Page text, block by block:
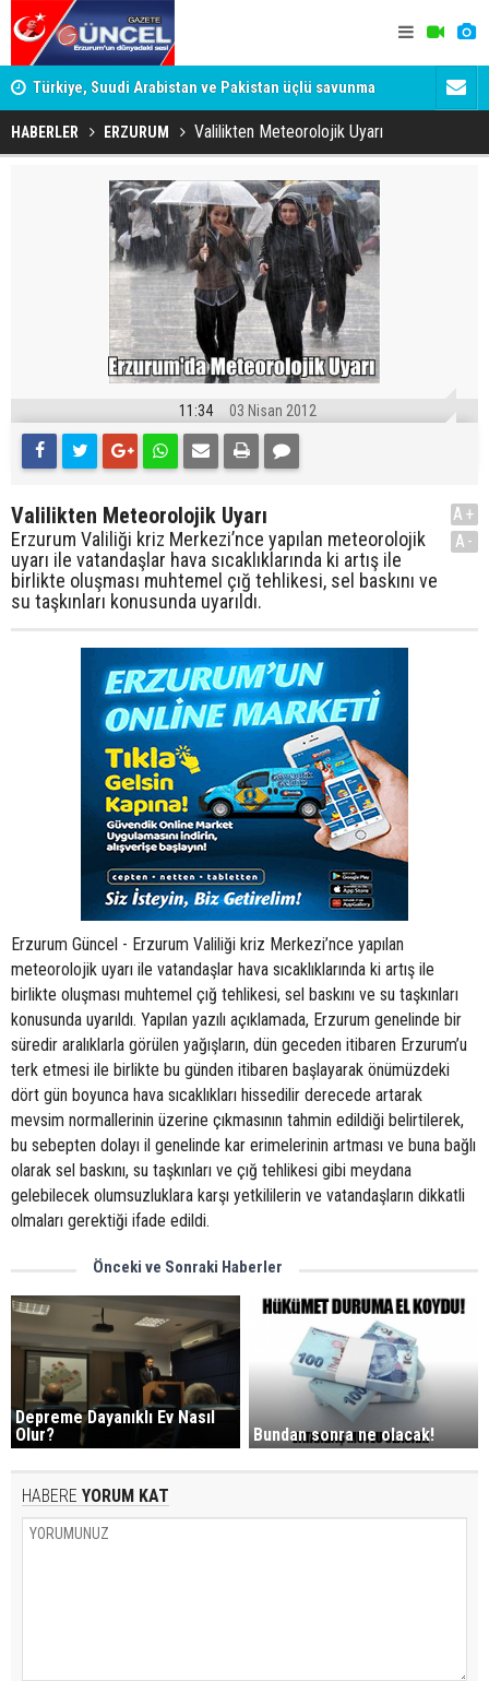
Türkiye, Suudi Arabistan ve Pakistan üçlü savunma
anlaşmasını imzaladı
Karanlık
HABERLER ERZURUM Valilikten Meteorolojik Uyarı
11:34 03 Nisan 2012
Valilikten Meteorolojik Uyarı
Erzurum Valiliği kriz Merkezi’nce yapılan meteorolojik
uyarı ile vatandaşlar hava sıcaklıklarında ki artış ile
birlikte oluşması muhtemel çığ tehlikesi, sel baskını ve
su taşkınları konusunda uyarıldı.
A+
A-
Erzurum Güncel - Erzurum Valiliği kriz Merkezi’nce yapılan
meteorolojik uyarı ile vatandaşlar hava sıcaklıklarında ki artış ile
birlikte oluşması muhtemel çığ tehlikesi, sel baskını ve su taşkınları
konusunda uyarıldı. Yapılan yazılı açıklamada, Erzurum genelinde bir
süredir aralıklarla görülen yağışların, dün geceden itibaren Erzurum’u
terk etmesi ile birlikte bu günden itibaren başlayarak önümüzdeki
dört gün boyunca hava sıcaklıkları hissedilir derecede artarak
mevsim normallerinin üzerine çıkmasının tahmin edildiği belirtilerek,
bu sebepten dolayı il genelinde kar erimelerinin artması ve buna bağlı
olarak sel baskını, su taşkınları ve çığ tehlikesi gibi meydana
gelebilecek olumsuzluklara karşı yetkililerin ve vatandaşların dikkatli
olmaları gerektiği ifade edildi.
Önceki ve Sonraki Haberler
Depreme Dayanıklı Ev Nasıl
Olur?
Bundan sonra ne olacak!
HABERE YORUM KAT